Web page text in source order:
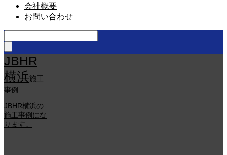
会社概要
お問い合わせ
JBHR
横浜施工
事例
JBHR横浜の
施工事例にな
ります。